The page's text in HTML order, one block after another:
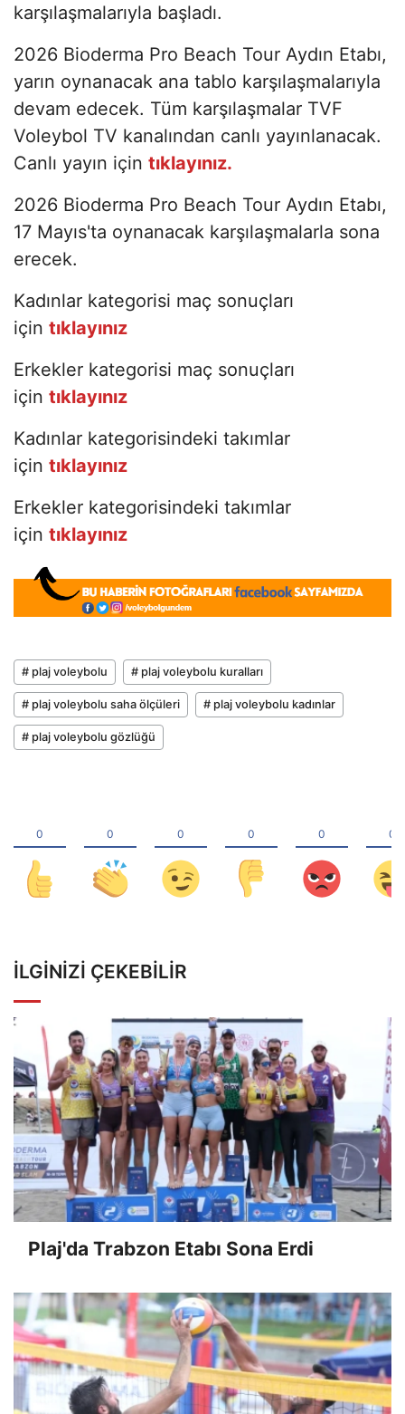
karşılaşmalarıyla başladı.
2026 Bioderma Pro Beach Tour Aydın Etabı,
yarın oynanacak ana tablo karşılaşmalarıyla
devam edecek. Tüm karşılaşmalar TVF
Voleybol TV kanalından canlı yayınlanacak.
Canlı yayın için tıklayınız.
2026 Bioderma Pro Beach Tour Aydın Etabı,
17 Mayıs'ta oynanacak karşılaşmalarla sona
erecek.
Kadınlar kategorisi maç sonuçları
için tıklayınız
Erkekler kategorisi maç sonuçları
için tıklayınız
Kadınlar kategorisindeki takımlar
için tıklayınız
Erkekler kategorisindeki takımlar
için tıklayınız
# plaj voleybolu # plaj voleybolu kuralları
# plaj voleybolu saha ölçüleri # plaj voleybolu kadınlar
# plaj voleybolu gözlüğü
İLGINIZI ÇEKEBILIR
Plaj'da Trabzon Etabı Sona Erdi